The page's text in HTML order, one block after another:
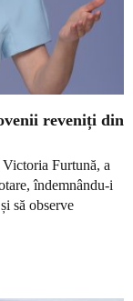
reveniți din
Furtună, a
îndemnându-i
să observe